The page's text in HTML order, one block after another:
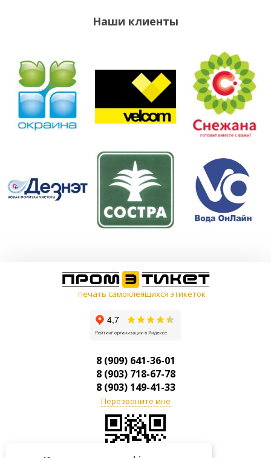
Наши клиенты
печать самоклеящихся этикеток
8 (909) 641-36-01
8 (903) 718-67-78
8 (903) 149-41-33
Перезвоните мне